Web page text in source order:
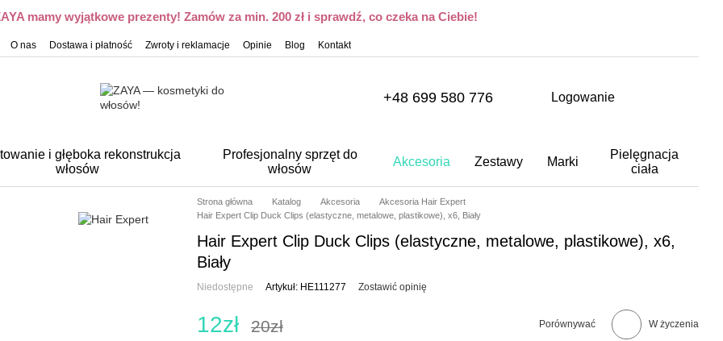
mamy wyjątkowe prezenty! Zamów za min. 200 zł i sprawdź, co czeka na Ciebie!
O nas Dostawa i płatność Zwroty i reklamacje Opinie Blog Kontakt
+48 699 580 776 Logowanie
i głęboka rekonstrukcja
włosów
Profesjonalny sprzęt do
włosów
Akcesoria Zestawy Marki
Pielęgnacja
ciała
Strona główna Katalog Akcesoria
Akcesoria Hair Expert
Hair Expert Clip Duck Clips (elastyczne, metalowe, plastikowe), x6, Biały
Hair Expert Clip Duck Clips (elastyczne, metalowe, plastikowe), x6,
Biały
Niedostępne Artykuł: HE111277 Zostawić opinię
12zł 20zł Porównywać W życzenia